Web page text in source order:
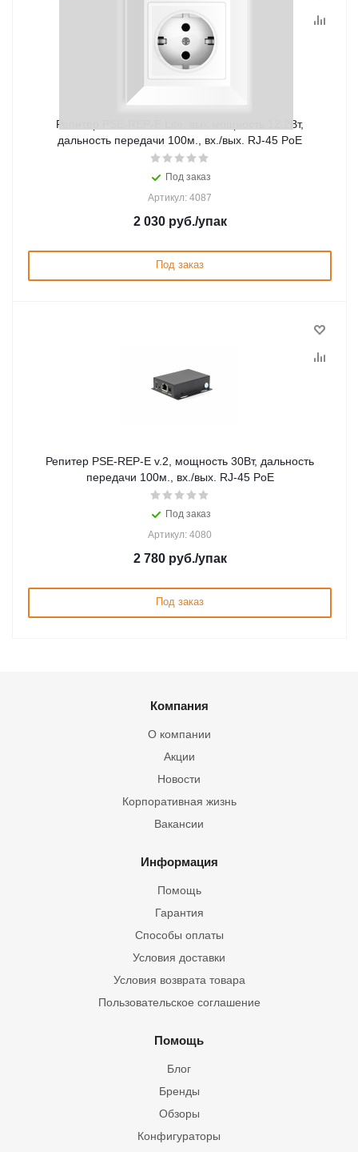
Репитер PSE-REP-E Lite, вых.мощность 12,2Вт,
дальность передачи 100м., вх./вых. RJ-45 PoE
Под заказ
Артикул: 4087
2 030руб./упак
Под заказ
Репитер PSE-REP-E v.2, мощность 30Вт, дальность
передачи 100м., вх./вых. RJ-45 PoE
Под заказ
Артикул: 4080
2 780руб./упак
Под заказ
Компания
О компании
Акции
Новости
Корпоративная жизнь
Вакансии
Информация
Помощь
Гарантия
Способы оплаты
Условия доставки
Условия возврата товара
Пользовательское соглашение
Помощь
Блог
Бренды
Обзоры
Конфигураторы